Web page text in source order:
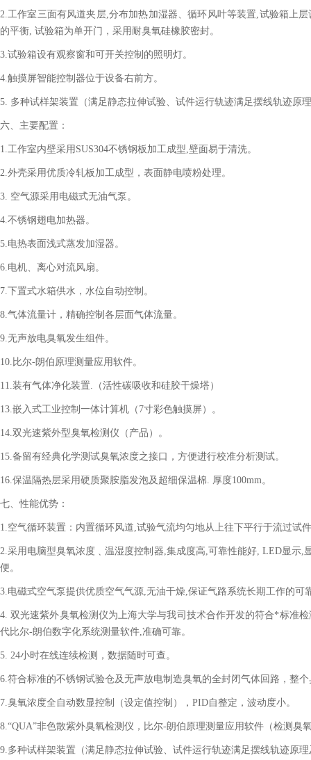
2.工作室三面有风道夹层,分布加热加湿器、循环风叶等装置,试验箱上
的平衡, 试验箱为单开门，采用耐臭氧硅橡胶密封。
3.试验箱设有观察窗和可开关控制的照明灯。
4.触摸屏智能控制器位于设备右前方。
5. 多种试样架装置（满足静态拉伸试验、试件运行轨迹满足摆线轨迹原
六、主要配置：
1.工作室内壁采用SUS304不锈钢板加工成型,壁面易于清洗。
2.外壳采用优质冷轧板加工成型，表面静电喷粉处理。
3. 空气源采用电磁式无油气泵。
4.不锈钢翅电加热器。
5.电热表面浅式蒸发加湿器。
6.电机、离心对流风扇。
7.下置式水箱供水，水位自动控制。
8.气体流量计，精确控制各层面气体流量。
9.无声放电臭氧发生组件。
10. 比尔-朗伯原理测量应用软件。
11.装有气体净化装置.（活性碳吸收和硅胶干燥塔）
13.嵌入式工业控制一体计算机（7寸彩色触摸屏）。
14.双光速紫外型臭氧检测仪（产品）。
15.备留有经典化学测试臭氧浓度之接口，方便进行校准分析测试。
16.保温隔热层采用硬质聚胺脂发泡及超细保温棉. 厚度100mm。
七、性能优势：
1.空气循环装置：内置循环风道,试验气流均匀地从上往下平行于流过试
2.采用电脑型臭氧浓度﹑温湿度控制器,集成度高,可靠性能好, LED显
便。
3.电磁式空气泵提供优质空气气源,无油干燥,保证气路系统长期工作的可
4.双光速紫外臭氧检测仪为上海大学与我司技术合作开发的符合*标准
代比尔-朗伯数字化系统测量软件,准确可靠。
5. 24小时在线连续检测，数据随时可查。
6.符合标准的不锈钢试验仓及无声放电制造臭氧的全封闭气体回路，整
7.臭氧浓度全自动数显控制（设定值控制），PID自整定，波动度小。
8.“QUA”非色散紫外臭氧检测仪，比尔-朗伯原理测量应用软件（检测
9.多种试样架装置（满足静态拉伸试验、试件运行轨迹满足摆线轨迹原